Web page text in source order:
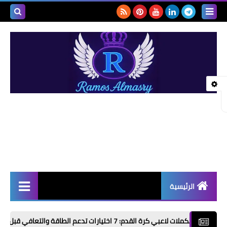
بحث
الرئيسية
القدم: 7 اختيارات تدعم الطاقة والتعافي قبل وبعد التمرين